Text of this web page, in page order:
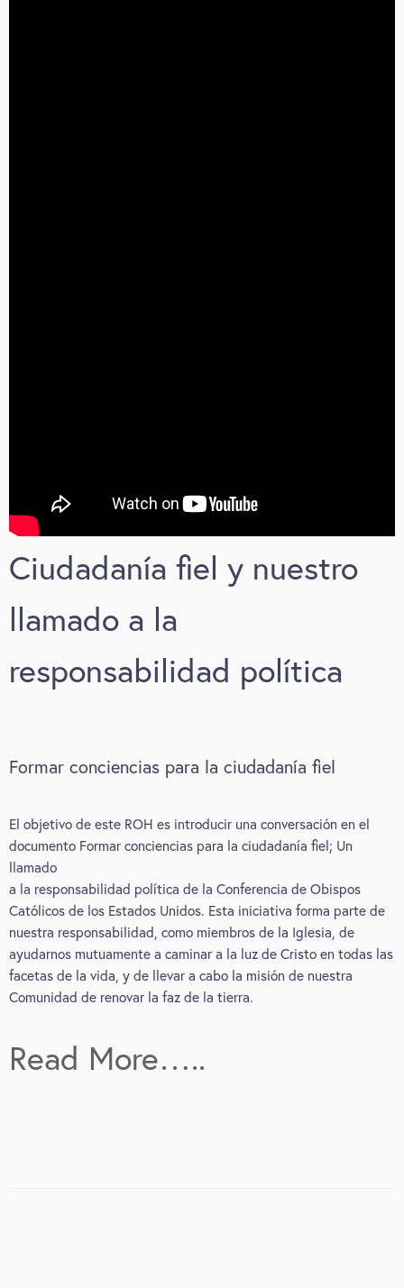
Ciudadanía fiel y nuestro
llamado a la
responsabilidad política
Formar conciencias para la ciudadanía fiel
El objetivo de este ROH es introducir una conversación en el
documento Formar conciencias para la ciudadanía fiel; Un
llamado
a la responsabilidad política de la Conferencia de Obispos
Católicos de los Estados Unidos. Esta iniciativa forma parte de
nuestra responsabilidad, como miembros de la Iglesia, de
ayudarnos mutuamente a caminar a la luz de Cristo en todas las
facetas de la vida, y de llevar a cabo la misión de nuestra
Comunidad de renovar la faz de la tierra.
Read More…..